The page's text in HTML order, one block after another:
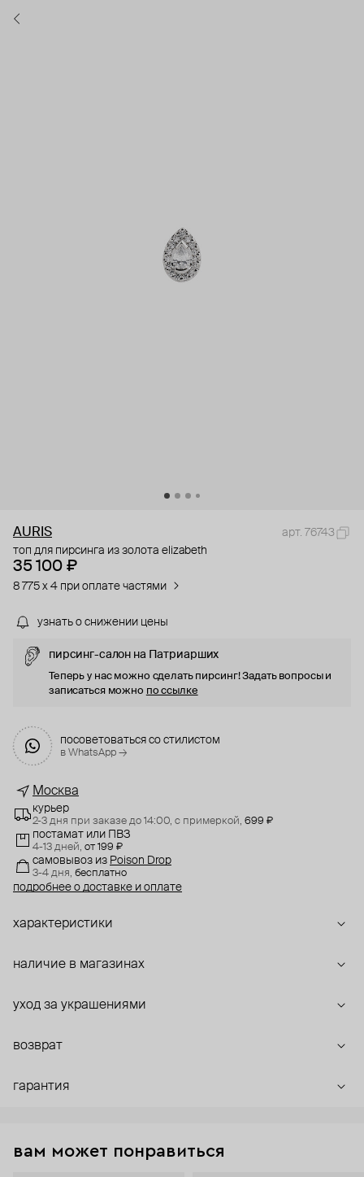
AURIS
арт. 76743
топ для пирсинга из золота elizabeth
35 100 ₽
8 775 x 4 при оплате частями
узнать о снижении цены
пирсинг-салон на Патриарших
Теперь у нас можно сделать пирсинг! Задать вопросы и
записаться можно по ссылке
посоветоваться со стилистом
в WhatsApp →
Москва
курьер
2-3 дня при заказе до 14:00, с примеркой, 699 ₽
постамат или ПВЗ
4-13 дней, от 199 ₽
самовывоз из Poison Drop
3-4 дня, бесплатно
подробнее о доставке и оплате
характеристики
наличие в магазинах
уход за украшениями
возврат
гарантия
вам может понравиться